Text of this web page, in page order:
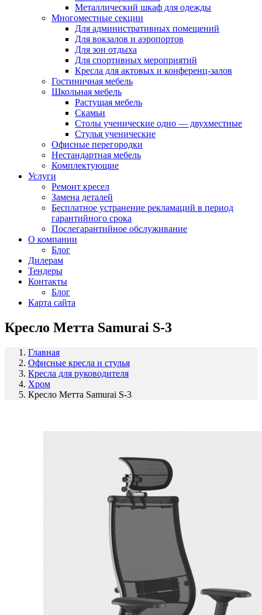
Металлический шкаф для одежды
Многоместные секции
Для административных помещений
Для вокзалов и аэропортов
Для зон отдыха
Для спортивных мероприятий
Кресла для актовых и конференц-залов
Гостиничная мебель
Школьная мебель
Растущая мебель
Скамьи
Столы ученические одно — двухместные
Стулья ученические
Офисные перегородки
Нестандартная мебель
Комплектующие
Услуги
Ремонт кресел
Замена деталей
Бесплатное устранение рекламаций в период
гарантийного срока
Послегарантийное обслуживание
О компании
Блог
Дилерам
Тендеры
Контакты
Блог
Карта сайта
Кресло Метта Samurai S-3
Главная
Офисные кресла и стулья
Кресла для руководителя
Хром
Кресло Метта Samurai S-3